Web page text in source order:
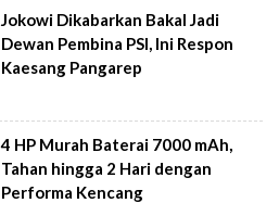
Jokowi Dikabarkan Bakal Jadi
Dewan Pembina PSI, Ini Respon
Kaesang Pangarep
4 HP Murah Baterai 7000 mAh,
Tahan hingga 2 Hari dengan
Performa Kencang